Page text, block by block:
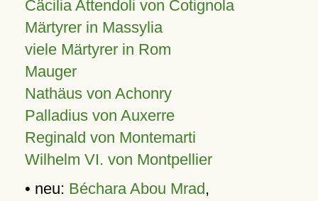
Cäcilia Attendoli von Cotignola
Märtyrer in Massylia
viele Märtyrer in Rom
Mauger
Nathäus von Achonry
Palladius von Auxerre
Reginald von Montemarti
Wilhelm VI. von Montpellier
• neu: Béchara Abou Mrad,